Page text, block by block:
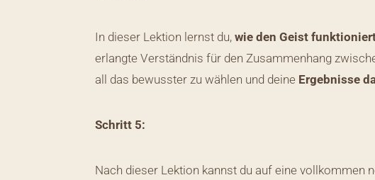
In dieser Lektion lernst du,wie den Geist
erlangte Verständnis für den Zusammenhang
all das bewusster zu wählen und deine Ergebnisse
Schritt 5:
Nach dieser Lektion kannst du auf eine vollkommen